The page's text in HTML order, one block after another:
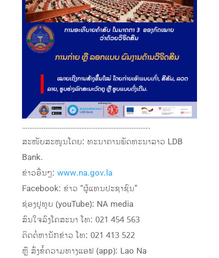
……………………………………………………………..
ສະໜັບສະໜູນໂດຍ: ທະນາຄານພັດທະນາລາວ LDB
Bank.
ຂ່າວອື່ນໆ: www.na.gov.la
Facebook: ຂ່າວ “ຜູ້ແທນປະຊາຊົນ”
ຊ່ອງຢູທູບ (youTube): NA media
ສົນໃຈລົງໂຄສະນາ ໂທ: 021 454 563
ຕິດຕໍ່ຫານັກຂ່າວ ໂທ: 021 413 522
ຫຼື ສົ່ງຂໍ້ຄວາມທາງແອຟ (app): Lao Na